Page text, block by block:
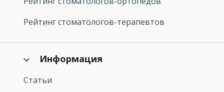
Рейтинг стоматологов-терапевтов
Информация
Статьи